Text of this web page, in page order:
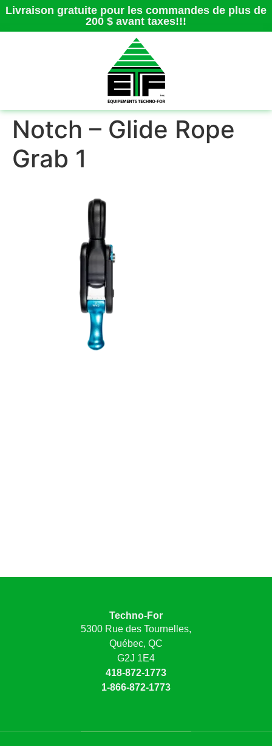
Livraison gratuite pour les commandes de plus de
200 $ avant taxes!!!
Notch – Glide Rope
Grab 1
Techno-For
5300 Rue des Tournelles,
Québec, QC
G2J 1E4
418-872-1773
1-866-872-1773